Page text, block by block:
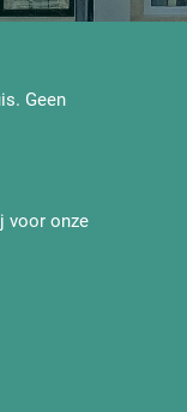
Geen
voor onze